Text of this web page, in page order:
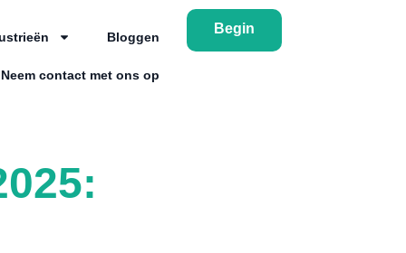
Bloggen
Neem contact met ons op
Begin